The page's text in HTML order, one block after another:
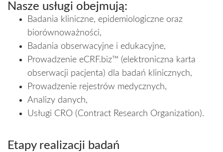
Nasze usługi obejmują:
Badania kliniczne, epidemiologiczne oraz
biorównoważności,
Badania obserwacyjne i edukacyjne,
Prowadzenie eCRF.biz™ (elektroniczna karta
obserwacji pacjenta) dla badań klinicznych,
Prowadzenie rejestrów medycznych,
Analizy danych,
Usługi CRO (Contract Research Organization).
Etapy realizacji badań